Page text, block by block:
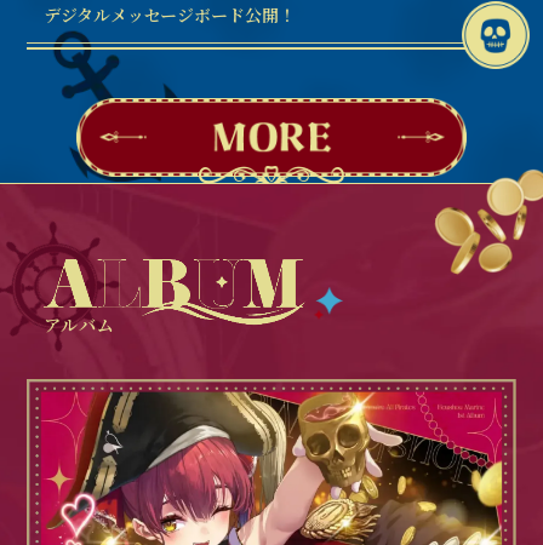
デジタルメッセージボード公開！
アルバム